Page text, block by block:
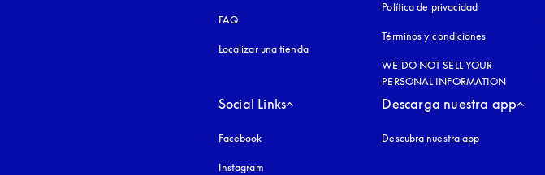
FAQ
Localizar una tienda
Política de privacidad
Términos y condiciones
WE DO NOT SELL YOUR
PERSONAL INFORMATION
Social Links
Facebook
Instagram
Descarga nuestra app
Descubra nuestra app